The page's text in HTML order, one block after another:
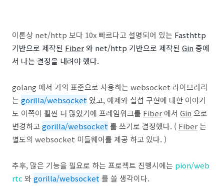
이론상 net/http 보다 10x 빠르다고 설명되어 있는 Fasthttp
기반으로 제작된 Fiber와 net/http 기반으로 제작된 Gin 중에
서 나는 결정을 내려야 했다.
golang 에서 거의 표준으로 사용하는 websocket 라이브러리
는 gorilla/websocket 였고, 예제와 실섭 구현에 대한 이야기
도 이쪽이 훨씬 더 많았기에 프레임워크를 Fiber 에서 Gin 으로
변경하고gorilla/websocket 를 쓰기로 결정했다. ( Fiber는
별도의 websocket 미들웨어를 제공 하고 있다. )
추후, 많은 기능을 필요로 하는 프로젝트 진행시에는 pion/web
rtc 와 gorilla/websocket 를 쓸 생각이다.